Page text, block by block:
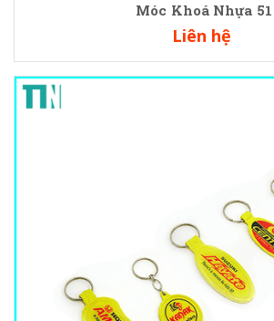
Móc Khoá Nhựa 51
Liên hệ